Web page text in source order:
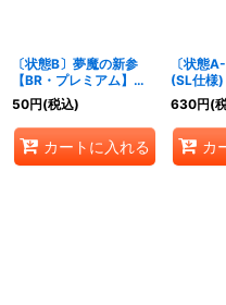
〔状態B〕夢魔の新参
【BR・プレミアム】
{BP06-P24}《ナイトメ
ア》
50円(税込)
カートに入れる
〔状態
(SL仕様
379}《ナ
630円(
カ